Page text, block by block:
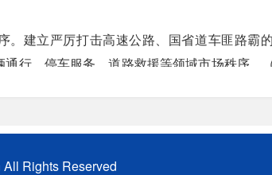
。 建立严厉打击高速公路、国省道车匪路霸
行、停车服务、道路救援等领域市场秩序。
撑的三级配送网络，合理设置城市配送车辆
中配送、分时配送等集约化配送。改进城市配
Rights Reserved